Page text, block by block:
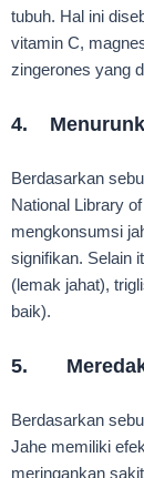
tubuh. Hal ini
vitamin C,
zingerones yang
4.
Berdasarkan
National Library
mengkonsumsi
signifikan. Selain
(lemak jahat),
baik).
5.
Berdasarkan
Jahe memiliki
meringankan